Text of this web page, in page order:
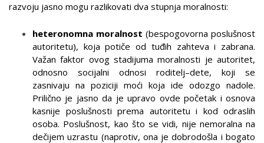
razvoju jasno mogu razlikovati dva stupnja moralnosti:
heteronomna moralnost (bespogovorna poslušnost
autoritetu), koja potiče od tuđih zahteva i zabrana.
Važan faktor ovog stadijuma moralnosti je autoritet,
odnosno socijalni odnosi roditelj–dete, koji se
zasnivaju na poziciji moći koja ide odozgo nadole.
Prilično je jasno da je upravo ovde početak i osnova
kasnije poslušnosti prema autoritetu i kod odraslih
osoba. Poslušnost, kao što se vidi, nije nemoralna na
dečijem uzrastu (naprotiv, ona je dobrodošla i bogato